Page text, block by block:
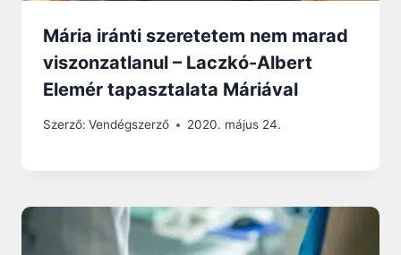
Mária iránti szeretetem nem marad
viszonzatlanul – Laczkó-Albert
Elemér tapasztalata Máriával
Szerző: Vendégszerző 2020. május 24.